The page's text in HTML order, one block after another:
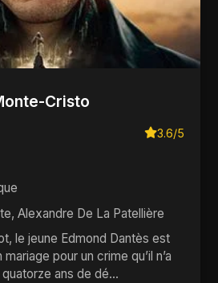
Cristo
3.6/5
Alexandre De La Patellière
le jeune Edmond Dantès est
pour un crime qu’il n’a
ans de dé...